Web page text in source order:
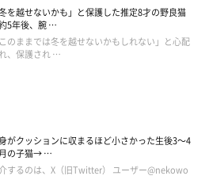
年間一緒にいても『猫と暮らしてる
冬を越せないかも」と保護した推定8才の野良猫
5年後、腕 …
このままでは冬を越せないかもしれない」と心配
、保護され …
がクッションに収まるほど小さかった生後3～4
の子猫→ …
するのは、X（旧Twitter） ユーザー@nekowo